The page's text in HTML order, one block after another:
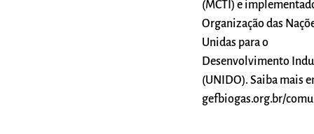
(MCTI) e
Organização das
Unidas para o
Desenvolvimento
(UNIDO). Saiba mais
gefbiogas.org.br/